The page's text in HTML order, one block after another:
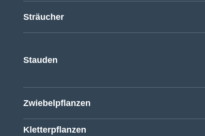
Sträucher
Stauden
Zwiebelpflanzen
Kletterpflanzen